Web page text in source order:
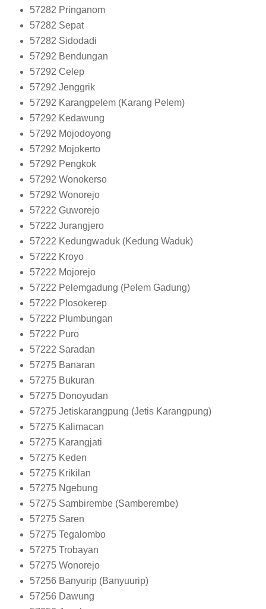
57282 Pringanom
57282 Sepat
57282 Sidodadi
57292 Bendungan
57292 Celep
57292 Jenggrik
57292 Karangpelem (Karang Pelem)
57292 Kedawung
57292 Mojodoyong
57292 Mojokerto
57292 Pengkok
57292 Wonokerso
57292 Wonorejo
57222 Guworejo
57222 Jurangjero
57222 Kedungwaduk (Kedung Waduk)
57222 Kroyo
57222 Mojorejo
57222 Pelemgadung (Pelem Gadung)
57222 Plosokerep
57222 Plumbungan
57222 Puro
57222 Saradan
57275 Banaran
57275 Bukuran
57275 Donoyudan
57275 Jetiskarangpung (Jetis Karangpung)
57275 Kalimacan
57275 Karangjati
57275 Keden
57275 Krikilan
57275 Ngebung
57275 Sambirembe (Samberembe)
57275 Saren
57275 Tegalombo
57275 Trobayan
57275 Wonorejo
57256 Banyurip (Banyuurip)
57256 Dawung